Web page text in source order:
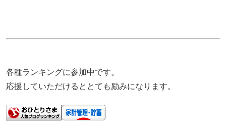
各種ランキングに参加中です。
応援していただけるととても励みになります。